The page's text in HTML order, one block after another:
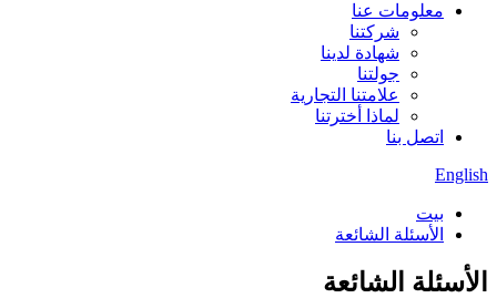
معلومات عنا
شركتنا
شهادة لدينا
جولتنا
علامتنا التجارية
لماذا أخترتنا
اتصل بنا
English
بيت
الأسئلة الشائعة
الأسئلة الشائعة